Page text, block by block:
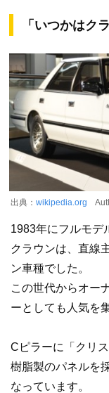
「いつかはク
出典： wikipedia.org
1983年にフルモデ
クラウンは、直線
ン車種でした。
この世代からオー
ーとしても人気を
Cピラーに「クリ
樹脂製のパネルを
なっています。